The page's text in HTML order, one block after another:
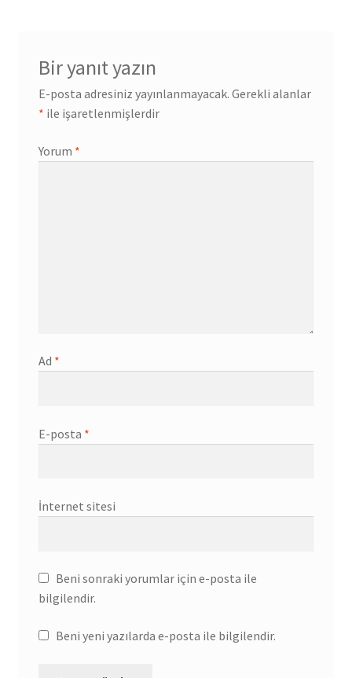
Bir yanıt yazın
E-posta adresiniz yayınlanmayacak. Gerekli alanlar
* ile işaretlenmişlerdir
Yorum *
Ad *
E-posta *
İnternet sitesi
Beni sonraki yorumlar için e-posta ile
bilgilendir.
Beni yeni yazılarda e-posta ile bilgilendir.